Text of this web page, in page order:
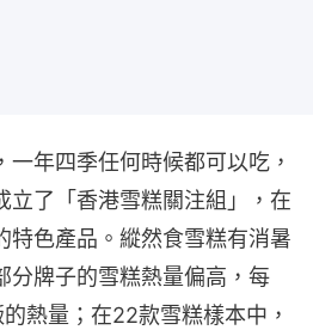
年四季任何時候都可以吃，
立了「香港雪糕關注組」，在
特色產品。縱然食雪糕有消暑
分牌子的雪糕熱量偏高，每
熱量；在22款雪糕樣本中，